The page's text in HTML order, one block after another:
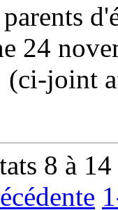
24
(ci-joint
8 à